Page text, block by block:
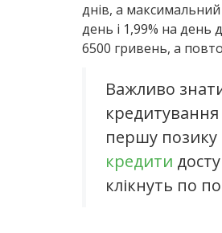
днів, а максимальний
день і 1,99% на
6500 гривень, а
Важливо
кредитування
першу позику
кредити
клікнуть по